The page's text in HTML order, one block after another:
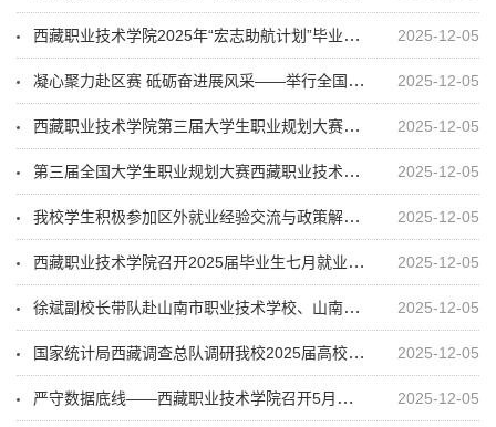
西藏职业技术学院2025年“宏志助航计划”毕业生就业能力提升培训（西校区第一期）顺利开班 2025-12-05
凝心聚力赴区赛 砥砺奋进展风采——举行全国大学生职业规划大赛区赛出征仪式 2025-12-05
西藏职业技术学院第三届大学生职业规划大赛校级选拔赛胜利闭幕 2025-12-05
第三届全国大学生职业规划大赛西藏职业技术学院校级选拔赛隆重开幕 2025-12-05
我校学生积极参加区外就业经验交流与政策解读活动 2025-12-05
西藏职业技术学院召开2025届毕业生七月就业工作推进会 2025-12-05
徐斌副校长带队赴山南市职业技术学校、山南市第二中等职业技术学校调研“3+2中高职贯通群体毕业生”就业情况并开展座谈活动 2025-12-05
国家统计局西藏调查总队调研我校2025届高校毕业生就业情况 2025-12-05
严守数据底线——西藏职业技术学院召开5月份2025届毕业生就业工作推进会 2025-12-05